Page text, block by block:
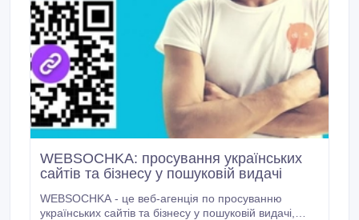
WEBSOCHKA: просування українських
сайтів та бізнесу у пошуковій видачі
WEBSOCHKA - це веб-агенція по просуванню
українських сайтів та бізнесу у пошуковій видачі,